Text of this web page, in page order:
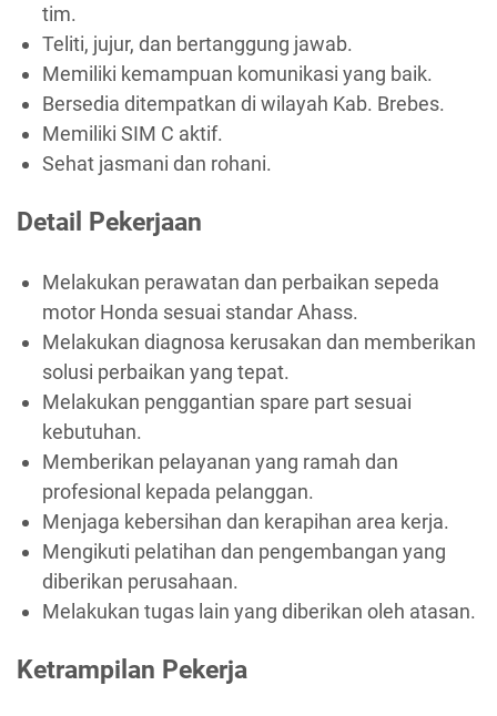
tim.
Teliti, jujur, dan bertanggung jawab.
Memiliki kemampuan komunikasi yang baik.
Bersedia ditempatkan di wilayah Kab. Brebes.
Memiliki SIM C aktif.
Sehat jasmani dan rohani.
Detail Pekerjaan
Melakukan perawatan dan perbaikan sepeda
motor Honda sesuai standar Ahass.
Melakukan diagnosa kerusakan dan memberikan
solusi perbaikan yang tepat.
Melakukan penggantian spare part sesuai
kebutuhan.
Memberikan pelayanan yang ramah dan
profesional kepada pelanggan.
Menjaga kebersihan dan kerapihan area kerja.
Mengikuti pelatihan dan pengembangan yang
diberikan perusahaan.
Melakukan tugas lain yang diberikan oleh atasan.
Ketrampilan Pekerja